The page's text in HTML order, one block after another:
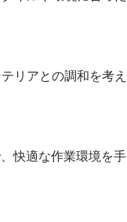
リアとの調和を考え
快適な作業環境を手